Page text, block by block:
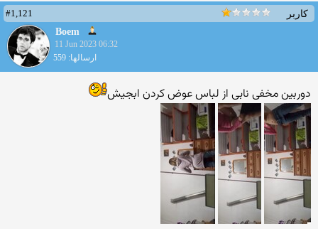
کاربر
#1,121
Boem
11 Jun 2023 06:32
ارسالها: 559
دوربین مخفی نابی از لباس عوض کردن ابجیش